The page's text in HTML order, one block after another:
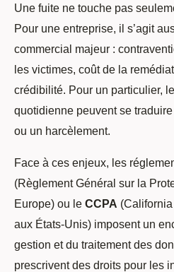
Une fuite ne touche pas
Pour une entreprise, il s’agit
commercial majeur :
les victimes, coût de la
crédibilité. Pour un particulier,
quotidienne peuvent se
ou un harcèlement.
Face à ces enjeux, les
(Règlement Général sur la
Europe) ou le CCPA
aux États-Unis) imposent un
gestion et du traitement des
prescrivent des droits pour les